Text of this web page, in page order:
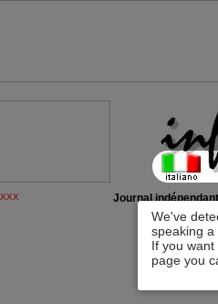
We've
speaking
If you
page you
Journal